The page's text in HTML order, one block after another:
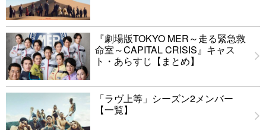
『劇場版TOKYO MER～走る緊急救
命室～CAPITAL CRISIS』キャス
ト・あらすじ【まとめ】
「ラヴ上等」シーズン2メンバー
【一覧】